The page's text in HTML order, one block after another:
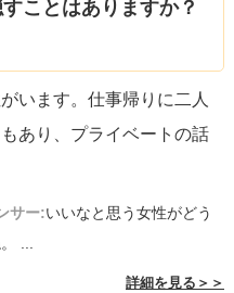
ことはありますか？
います。仕事帰りに二人
あり、プライベートの話
サー:いいなと思う女性がどう
...
詳細を見る＞＞